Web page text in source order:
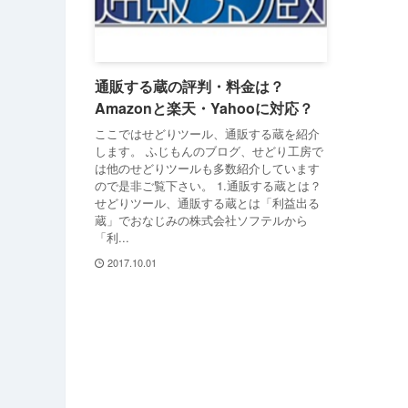
通販する蔵の評判・料金は？
Amazonと楽天・Yahooに対応？
ここではせどりツール、通販する蔵を紹介
します。 ふじもんのブログ、せどり工房で
は他のせどりツールも多数紹介しています
ので是非ご覧下さい。 1.通販する蔵とは？
せどりツール、通販する蔵とは「利益出る
蔵」でおなじみの株式会社ソフテルから
「利...
2017.10.01